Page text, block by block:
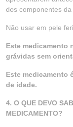
dos componentes da
Não usar em pele
Este medicamento
grávidas sem
Este medicamento
de idade.
4. O QUE DEVO
MEDICAMENTO?